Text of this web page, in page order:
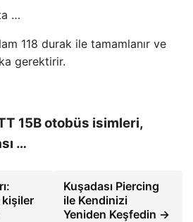
…
118 durak ile tamamlanır ve
gerektirir.
15B otobüs isimleri,
…
kişiler
Kuşadası Piercing
ile Kendinizi
Yeniden Keşfedin →